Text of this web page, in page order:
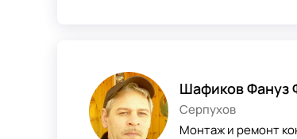
Шафиков Фануз
Серпухов
Монтаж и ремонт